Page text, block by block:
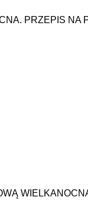
PRZEPIS NA